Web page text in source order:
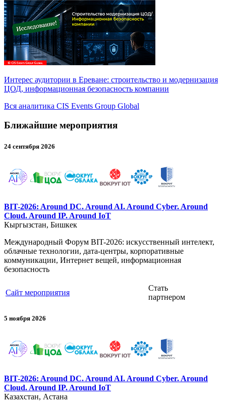
Интерес аудитории в Ереване: строительство и модернизация
ЦОД, информационная безопасность компании
Вся аналитика CIS Events Group Global
Ближайшие мероприятия
24 сентября 2026
BIT-2026: Around DC. Around AI. Around Cyber. Around
Cloud. Around IP. Around IoT
Кыргызстан, Бишкек
Международный Форум BIT-2026: искусственный интелект,
облачные технологии, дата-центры, корпоративные
коммуникации, Интернет вещей, информационная
безопасность
Сайт мероприятия
Стать
партнером
5 ноября 2026
BIT-2026: Around DC. Around AI. Around Cyber. Around
Cloud. Around IP. Around IoT
Казахстан, Астана